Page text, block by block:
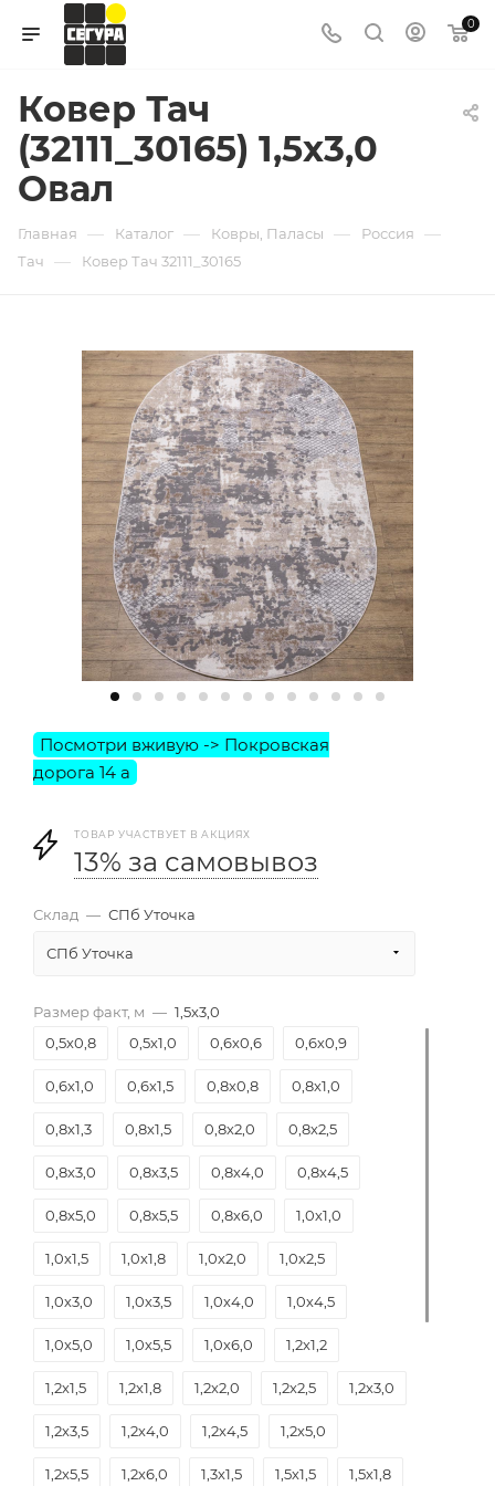
0
Ковер Тач
(32111_30165) 1,5х3,0
Овал
Главная — Каталог — Ковры, Паласы — Россия —
Тач — Ковер Тач 32111_30165
ТОВАР УЧАСТВУЕТ В АКЦИЯХ
13% за самовывоз
Склад — СПб Уточка
СПб Уточка
Размер факт, м — 1,5х3,0
0,5х0,8
0,5х1,0 0,6х0,6 0,6х0,9
0,6х1,0 0,6х1,5 0,8х0,8 0,8х1,0
0,8х1,3 0,8х1,5 0,8х2,0 0,8х2,5
0,8х3,0 0,8х3,5 0,8х4,0 0,8х4,5
0,8х5,0 0,8х5,5 0,8х6,0 1,0х1,0
1,0х1,5 1,0х1,8 1,0х2,0 1,0х2,5
1,0х3,0 1,0х3,5 1,0х4,0 1,0х4,5
1,0х5,0 1,0х5,5 1,0х6,0 1,2х1,2
1,2х1,5 1,2х1,8 1,2х2,0 1,2х2,5 1,2х3,0
1,2х3,5 1,2х4,0 1,2х4,5 1,2х5,0
1,2х5,5 1,2х6,0 1,3х1,5 1,5х1,5 1,5х1,8